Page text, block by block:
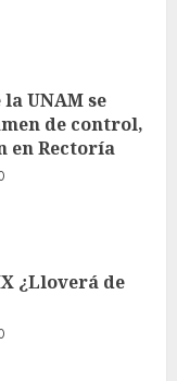
UNAM se
de control,
en Rectoría
¿Lloverá de